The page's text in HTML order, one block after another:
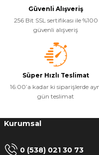
Güvenli Alışveriş
256 Bit SSL sertifikası ile %100
güvenli alışveriş
Süper Hızlı Teslimat
16:00’a kadar ki siparişlerde
gün teslimat
Kurumsal
0 (538) 021 30 73